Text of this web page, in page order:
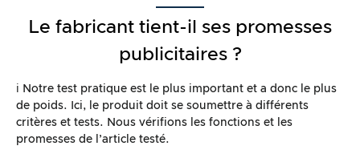
Le fabricant tient-il ses promesses
publicitaires ?
ℹ️ Notre test pratique est le plus important et a donc le plus
de poids. Ici, le produit doit se soumettre à différents
critères et tests. Nous vérifions les fonctions et les
promesses de l’article testé.